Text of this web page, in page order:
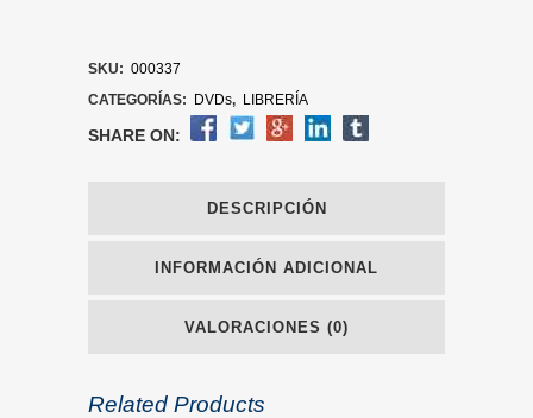
SKU: 000337
CATEGORÍAS:
DVDs, LIBRERÍA
SHARE ON:
DESCRIPCIÓN
INFORMACIÓN ADICIONAL
VALORACIONES (0)
Related Products